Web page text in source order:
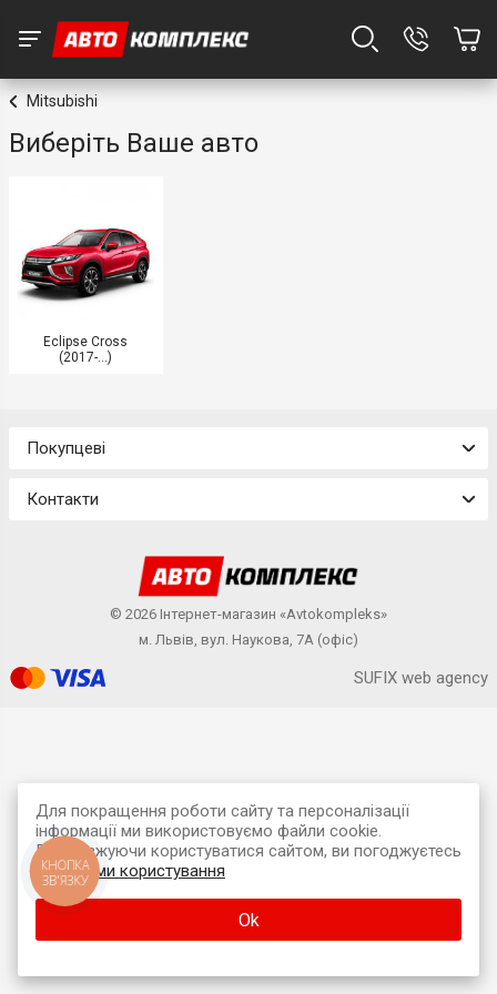
Mitsubishi
Виберіть Ваше авто
Eclipse Cross
(2017-...)
Покупцеві
Контакти
© 2026 Інтернет-магазин «Avtokompleks»
м. Львів, вул. Наукова, 7А (офіс)
SUFIX web agency
Для покращення роботи сайту та персоналізації
інформації ми використовуємо файли cookie.
Продовжуючи користуватися сайтом, ви погоджуєтесь
зумовами користування
Ok
КНОПКА
ЗВ'ЯЗКУ